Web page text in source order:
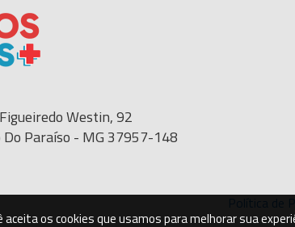
os cookies que usamos para melhorar sua
Westin, 92
Paraíso - MG 37957-148